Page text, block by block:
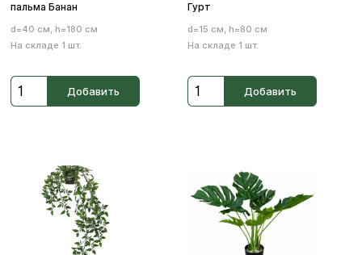
пальма Банан
d=40 см, h=180 см
На складе 1 шт.
Добавить
Гурт
d=15 см, h=80 см
На складе 1 шт.
Добавить